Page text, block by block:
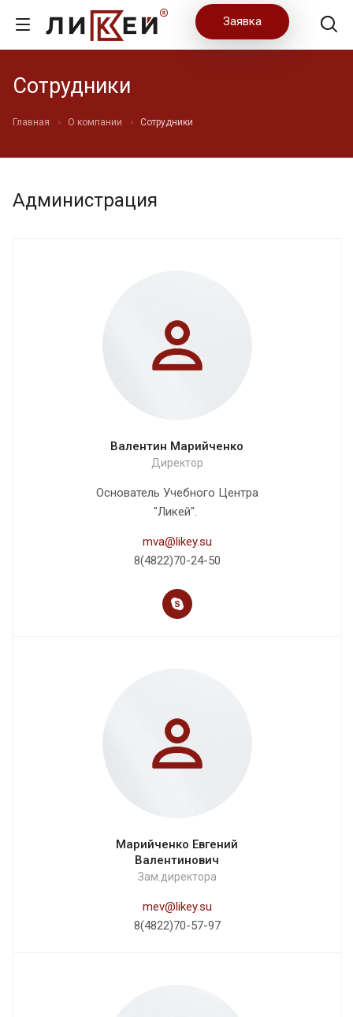
Заявка
Сотрудники
Главная О компании Сотрудники
Администрация
Валентин Марийченко
Директор
Основатель Учебного Центра
"Ликей".
mva@likey.su
8(4822)70-24-50
Марийченко Евгений
Валентинович
Зам.директора
mev@likey.su
8(4822)70-57-97